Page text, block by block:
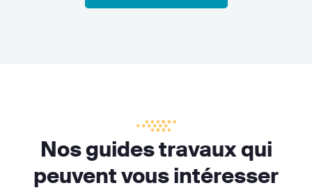
Nos guides travaux qui
peuvent vous intéresser